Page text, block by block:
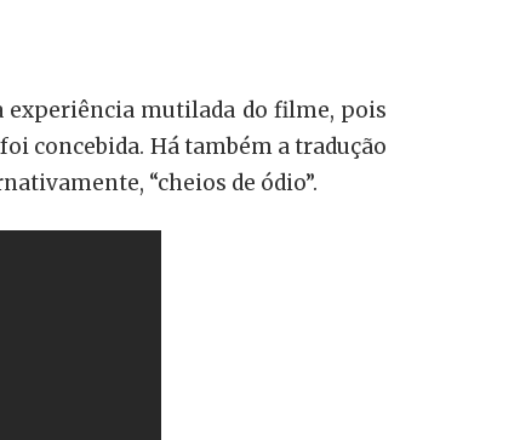
experiência mutilada do filme, pois
concebida. Há também a tradução
“cheios de ódio”.